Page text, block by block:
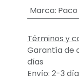
Marca:
Términos y
Garantía de
días
Envío: 2-3